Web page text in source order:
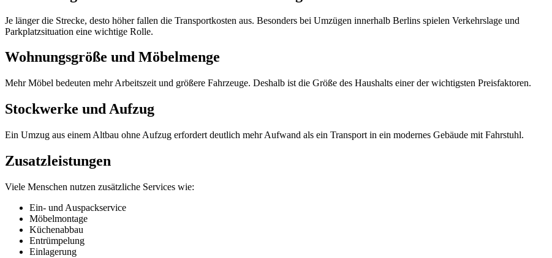
Je länger die Strecke, desto höher fallen die Transportkosten aus. Besonders bei Umzügen innerhalb Berlins spielen Verkehrslage und
Parkplatzsituation eine wichtige Rolle.
Wohnungsgröße und Möbelmenge
Mehr Möbel bedeuten mehr Arbeitszeit und größere Fahrzeuge. Deshalb ist die Größe des Haushalts einer der wichtigsten Preisfaktoren.
Stockwerke und Aufzug
Ein Umzug aus einem Altbau ohne Aufzug erfordert deutlich mehr Aufwand als ein Transport in ein modernes Gebäude mit Fahrstuhl.
Zusatzleistungen
Viele Menschen nutzen zusätzliche Services wie:
Ein- und Auspackservice
Möbelmontage
Küchenabbau
Entrümpelung
Einlagerung